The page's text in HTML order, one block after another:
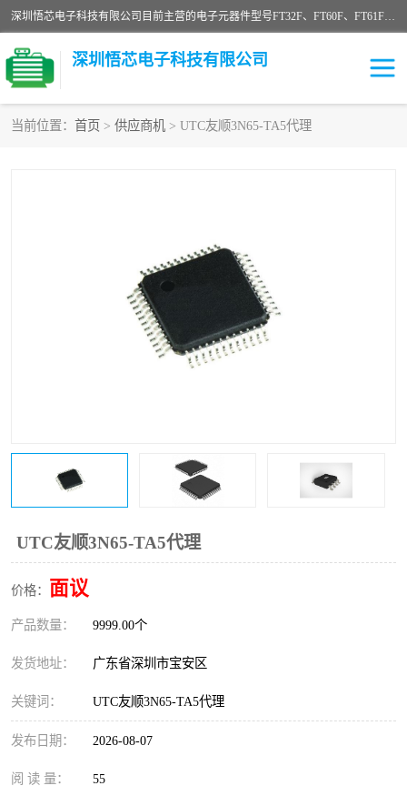
深圳悟芯电子科技有限公司目前主营的电子元器件型号FT32F、FT60F、FT61F、FT62F、FT64F、FT61FC、MCU EEPROM MOS LDO 稳压管 触摸IC DC-DC AC-DC 协议IC等，广泛应用于LED射灯、LED日光灯、等诸多领域。
深圳悟芯电子科技有限公司
当前位置： 首页 > 供应商机 > UTC友顺3N65-TA5代理
UTC友顺3N65-TA5代理
价格： 面议
产品数量： 9999.00个
发货地址： 广东省深圳市宝安区
关键词： UTC友顺3N65-TA5代理
发布日期： 2026-08-07
阅 读 量： 55
FT32F
FT61F
FT64F
FT61F022
FT61F021